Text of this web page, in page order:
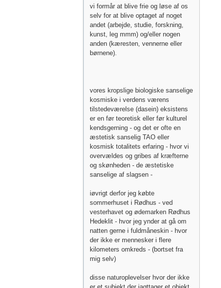
vi formår at blive frie og løse af os
selv for at blive optaget af noget
andet (arbejde, studie, forskning,
kunst, leg mmm) og/eller nogen
anden (kæresten, vennerne eller
børnene).
vores kropslige biologiske sanselige
kosmiske i verdens værens
tilstedeværelse (dasein) eksistens
er en før teoretisk eller før kulturel
kendsgerning - og det er ofte en
æstetisk sanselig TAO eller
kosmisk totalitets erfaring - hvor vi
overvældes og gribes af kræfterne
og skønheden - de æstetiske
sanselige af slagsen -
iøvrigt derfor jeg købte
sommerhuset i Rødhus - ved
vesterhavet og ødemarken Rødhus
Hedeklit - hvor jeg ynder at gå om
natten gerne i fuldmåneskin - hvor
der ikke er mennesker i flere
kilometers omkreds - (bortset fra
mig selv)
disse naturoplevelser hvor der ikke